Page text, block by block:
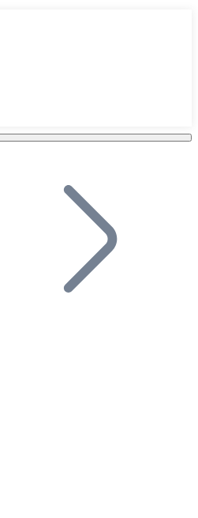
en tu plataforma.
en tu negocio y permite que
tu ecosistema.
distribuidores.
ecosistema.